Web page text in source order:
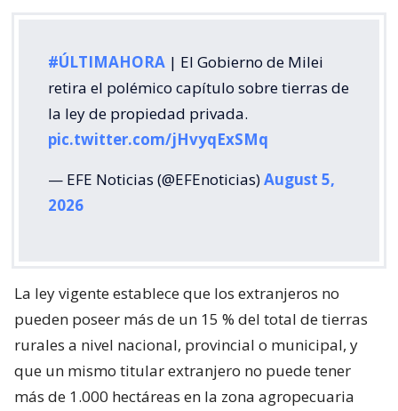
#ÚLTIMAHORA | El Gobierno de Milei
retira el polémico capítulo sobre tierras de
la ley de propiedad privada.
pic.twitter.com/jHvyqExSMq
— EFE Noticias (@EFEnoticias)August 5,
2026
La ley vigente establece que los extranjeros no
pueden poseer más de un 15 % del total de tierras
rurales a nivel nacional, provincial o municipal, y
que un mismo titular extranjero no puede tener
más de 1.000 hectáreas en la zona agropecuaria